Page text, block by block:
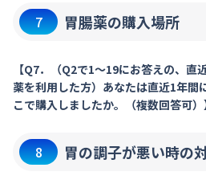
7 胃腸薬の購入場所
【Q7．（Q2で1～19にお答えの、直
薬を利用した方）あなたは直近1年間
こで購入しましたか。（複数回答可）
8 胃の調子が悪い時の